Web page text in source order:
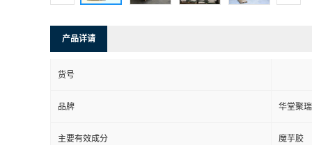
产品详请
货号
品牌 华堂聚瑞
主要有效成分 魔芋胶